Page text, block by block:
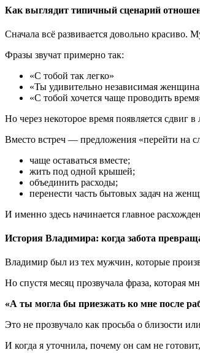
Как выглядит типичный сценарий
Сначала всё развивается довольно
Фразы звучат примерно так:
«С тобой так легко»
«Ты удивительно независимая
«С тобой хочется чаще проводить
Но через некоторое время появляется сдвиг
Вместо встреч — предложения «перейти на
чаще оставаться вместе;
жить под одной крышей;
объединить расходы;
перенести часть бытовых задач на
И именно здесь начинается главное
История Владимира: когда забота
Владимир был из тех мужчин, которые
Но спустя месяц прозвучала фраза, которая
«А ты могла бы приезжать ко мне после
Это не прозвучало как просьба о близости
И когда я уточнила, почему он сам не